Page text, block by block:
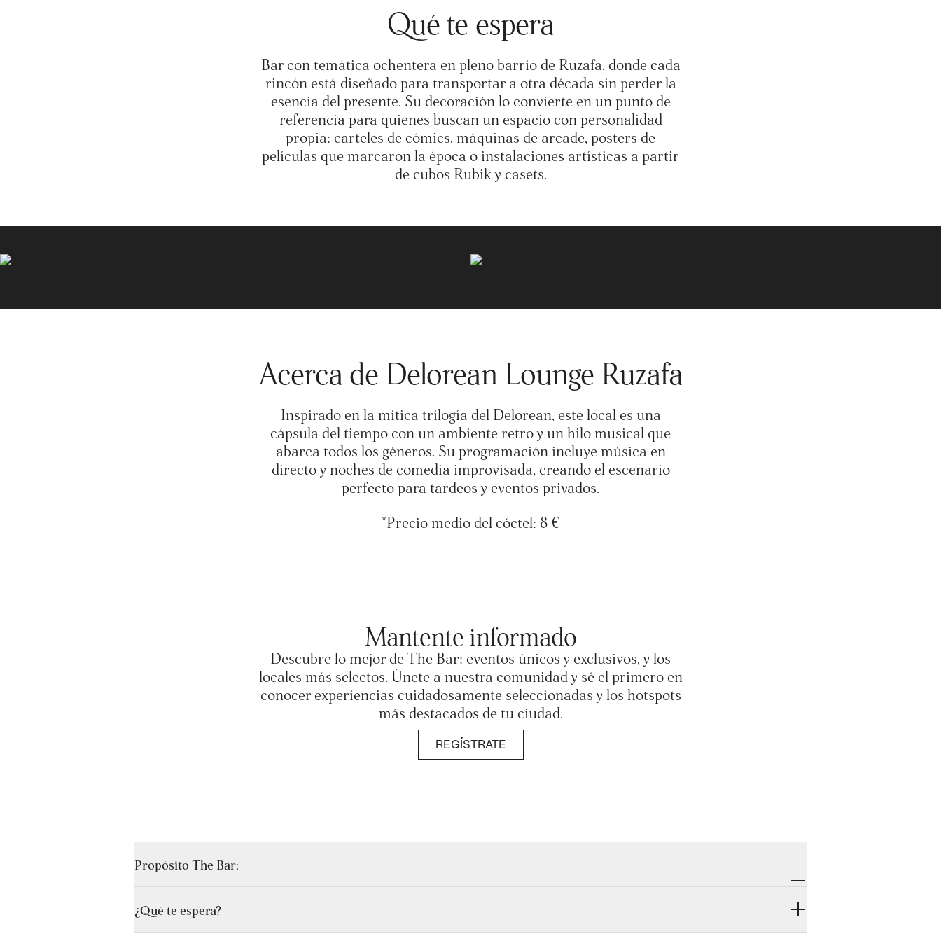
Qué te espera
Bar con temática ochentera en pleno barrio de Ruzafa, donde cada
rincón está diseñado para transportar a otra década sin perder la
esencia del presente. Su decoración lo convierte en un punto de
referencia para quienes buscan un espacio con personalidad
propia: carteles de cómics, máquinas de arcade, posters de
películas que marcaron la época o instalaciones artísticas a partir
de cubos Rubik y casets.
Acerca de Delorean Lounge Ruzafa
Inspirado en la mítica trilogía del Delorean, este local es una
cápsula del tiempo con un ambiente retro y un hilo musical que
abarca todos los géneros. Su programación incluye música en
directo y noches de comedia improvisada, creando el escenario
perfecto para tardeos y eventos privados.
*Precio medio del cóctel: 8 €
Mantente informado
Descubre lo mejor de The Bar: eventos únicos y exclusivos, y los
locales más selectos. Únete a nuestra comunidad y sé el primero en
conocer experiencias cuidadosamente seleccionadas y los hotspots
más destacados de tu ciudad.
REGÍSTRATE
Propósito The Bar:
The Bar es más que un punto de encuentro; es un espacio donde las experiencias se convierten en recuerdos inolvidables. Nos dedicamos
¿Qué te espera?